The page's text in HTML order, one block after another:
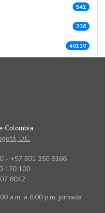
541
236
40110
Colombia
D.C.
- +57 601 350 8166
120 100
8042
a.m. a 6:00 p.m. jornada